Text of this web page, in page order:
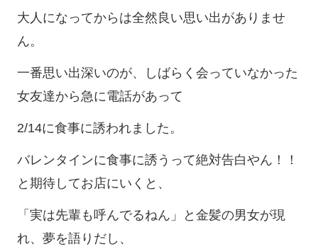
大人になってからは全然良い思い出がありませ
ん。
一番思い出深いのが、しばらく会っていなかった
女友達から急に電話があって
2/14に食事に誘われました。
バレンタインに食事に誘うって絶対告白やん！！
と期待してお店にいくと、
「実は先輩も呼んでるねん」と金髪の男女が現
れ、夢を語りだし、